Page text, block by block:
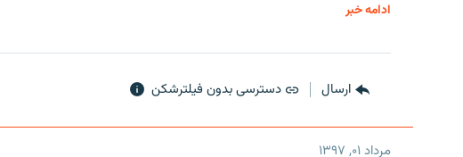
ادامه خبر
ارسال دسترسی بدون فیلترشکن
مرداد ۰۱, ۱۳۹۷